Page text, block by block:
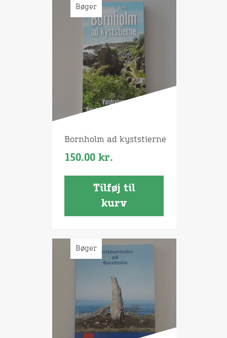
Bøger
Bornholm ad kyststierne
150.00 kr.
Tilføj til
kurv
Bøger